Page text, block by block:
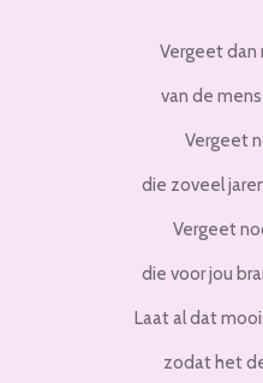
Vergeet
van de
Vergeet
die zoveel
Vergeet
die voor jou
Laat al dat
zodat het